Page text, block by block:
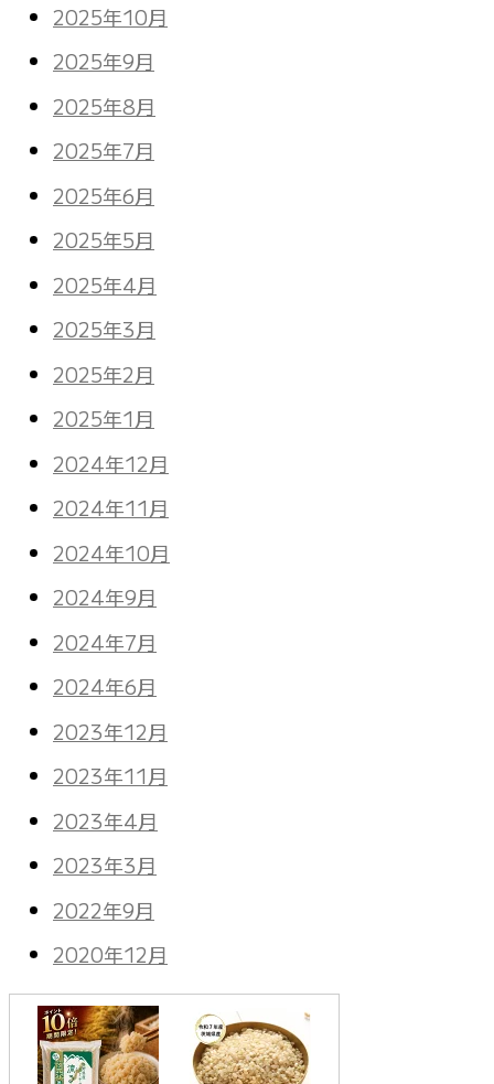
2025年10月
2025年9月
2025年8月
2025年7月
2025年6月
2025年5月
2025年4月
2025年3月
2025年2月
2025年1月
2024年12月
2024年11月
2024年10月
2024年9月
2024年7月
2024年6月
2023年12月
2023年11月
2023年4月
2023年3月
2022年9月
2020年12月